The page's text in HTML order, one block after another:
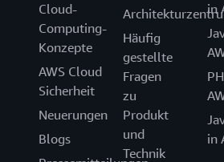
Cloud-
Computing-
Konzepte
AWS Cloud
Sicherheit
Neuerungen
Blogs
Häufig
gestellte
Fragen
zu
Produkt
und
Technik
in
in